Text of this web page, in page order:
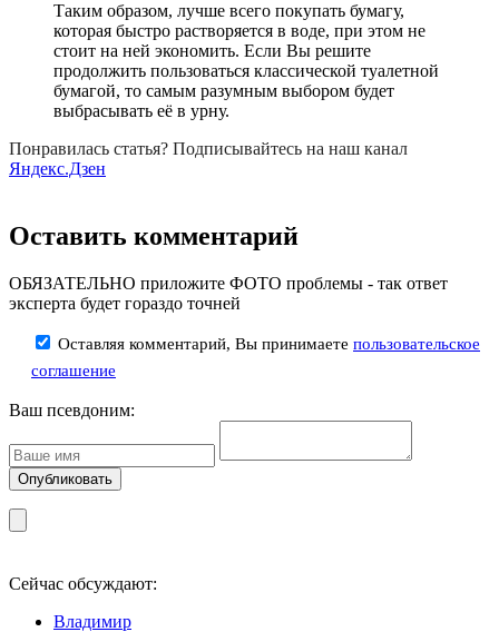
Таким образом, лучше всего покупать бумагу,
которая быстро растворяется в воде, при этом не
стоит на ней экономить. Если Вы решите
продолжить пользоваться классической туалетной
бумагой, то самым разумным выбором будет
выбрасывать её в урну.
Понравилась статья? Подписывайтесь на наш канал
Яндекс.Дзен
Оставить комментарий
ОБЯЗАТЕЛЬНО приложите ФОТО проблемы - так ответ
эксперта будет гораздо точней
Оставляя комментарий, Вы принимаете пользовательское
соглашение
Ваш псевдоним:
Сейчас обсуждают:
Владимир